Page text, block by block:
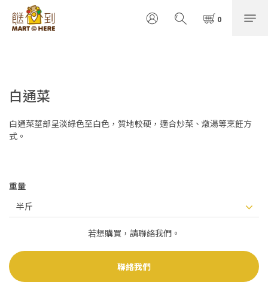
白通菜
白通菜莖部呈淡綠色至白色，質地較硬，適合炒菜、燉湯等烹飪方
式。
重量
若想購買，請聯絡我們。
聯絡我們